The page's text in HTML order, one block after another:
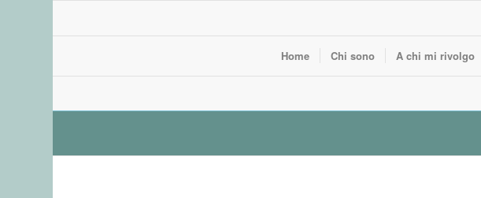
Home Chi sono A chi mi rivolgo